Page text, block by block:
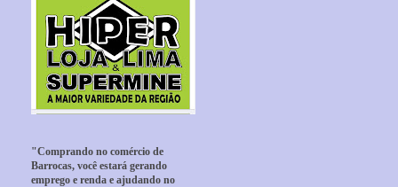
"Comprando no comércio de
Barrocas, você estará gerando
emprego e renda e ajudando no